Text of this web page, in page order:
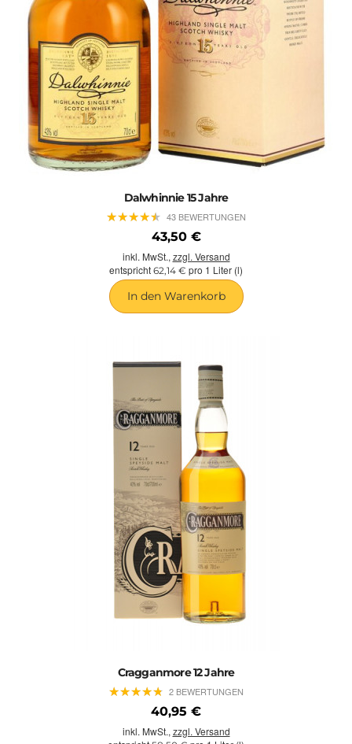
Dalwhinnie 15 Jahre
★★★★★
★★★★★ 43 BEWERTUNGEN
43,50 €
inkl. MwSt., zzgl. Versand
entspricht 62,14 € pro 1 Liter (l)
In den Warenkorb
Cragganmore 12 Jahre
★★★★★
★★★★★ 2 BEWERTUNGEN
40,95 €
inkl. MwSt., zzgl. Versand